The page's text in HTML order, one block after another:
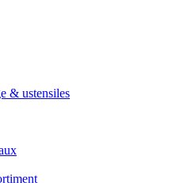
& ustensiles